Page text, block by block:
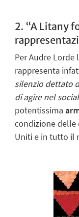
2. “A Litany
Per Audre
rappresenta
silenzio dettato
di agire nel
potentissima
condizione delle
Uniti e in tutto il